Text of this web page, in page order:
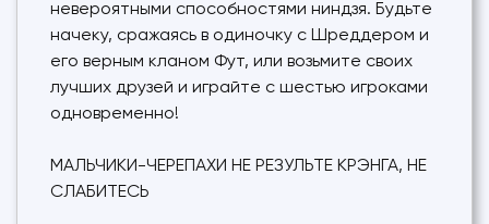
невероятными способностями ниндзя. Будьте
начеку, сражаясь в одиночку с Шреддером и
его верным кланом Фут, или возьмите своих
лучших друзей и играйте с шестью игроками
одновременно!
МАЛЬЧИКИ-ЧЕРЕПАХИ НЕ РЕЗУЛЬТЕ КРЭНГА, НЕ
СЛАБИТЕСЬ